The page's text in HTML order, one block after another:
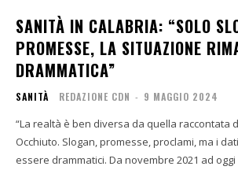
SANITÀ IN CALABRIA: “SOLO
PROMESSE, LA SITUAZIONE
DRAMMATICA”
SANITÀ REDAZIONE CDN - 9 MAGGIO 2024
“La realtà è ben diversa da quella raccontata
Occhiuto. Slogan, promesse, proclami, ma i
essere drammatici. Da novembre 2021 ad